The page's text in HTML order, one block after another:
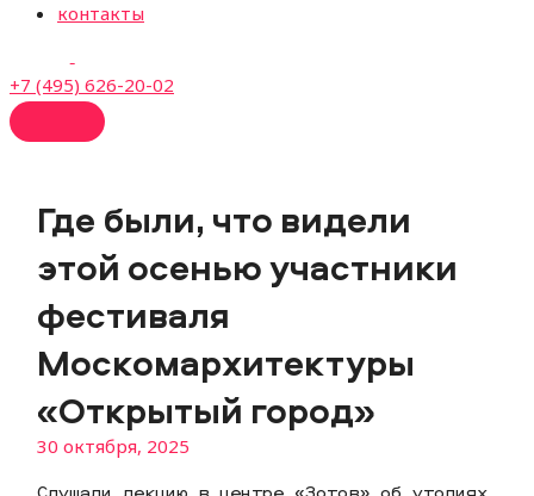
контакты
+7 (495) 626-20-02
Где были, что видели
этой осенью участники
фестиваля
Москомархитектуры
«Открытый город»
30 октября, 2025